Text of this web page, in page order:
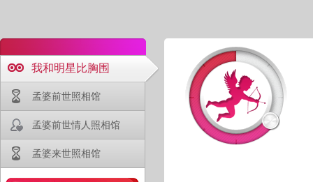
我和明星比胸围
孟婆前世照相馆
孟婆前世情人照相馆
孟婆来世照相馆